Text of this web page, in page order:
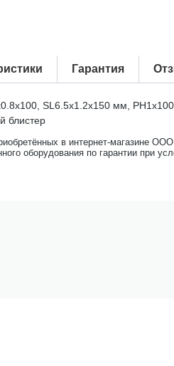
Гарантия
SL6.5х1.2x150 мм,
блистер
в интернет-магазине
оборудования по гарантии при